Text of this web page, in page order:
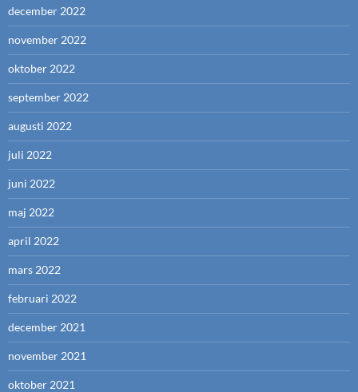
december 2022
november 2022
oktober 2022
september 2022
augusti 2022
juli 2022
juni 2022
maj 2022
april 2022
mars 2022
februari 2022
december 2021
november 2021
oktober 2021